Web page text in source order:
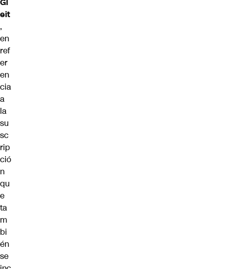
eit
,
en
ref
er
en
cia
a
la
su
sc
rip
ció
n
qu
e
ta
m
bi
én
se